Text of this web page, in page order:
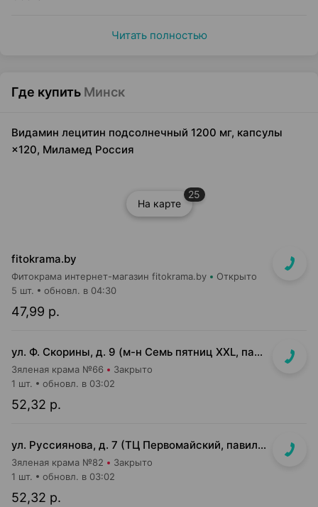
Читать полностью
Где купить Минск
Видамин лецитин подсолнечный 1200 мг, капсулы
×120, Миламед Россия
На карте
25
fitokrama.by
Фитокрама интернет-магазин fitokrama.by Открыто
47,99 р.
5 шт. обновл. в 04:30
ул. Ф. Скорины, д. 9 (м-н Семь пятниц XXL, павильон при кассе)
Зяленая крама №66 Закрыто
52,32 р.
1 шт. обновл. в 03:02
ул. Руссиянова, д. 7 (ТЦ Первомайский, павильон на 1 этаже)
Зяленая крама №82 Закрыто
52,32 р.
1 шт. обновл. в 03:02